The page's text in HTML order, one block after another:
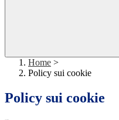
Home >
Policy sui cookie
Policy sui cookie